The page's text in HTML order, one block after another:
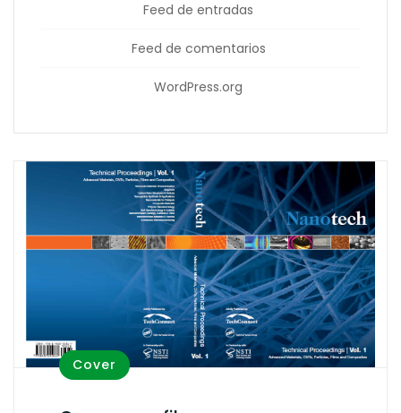
Feed de entradas
Feed de comentarios
WordPress.org
Cover